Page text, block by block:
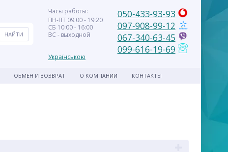
Часы работы:
ПН-ПТ 09:00 - 19:20
СБ 10:00 - 16:00
ВС - выходной
Українською
050-433-93-93
097-908-99-12
067-340-63-45
099-616-19-69
ОБМЕН И ВОЗВРАТ О КОМПАНИИ КОНТАКТЫ